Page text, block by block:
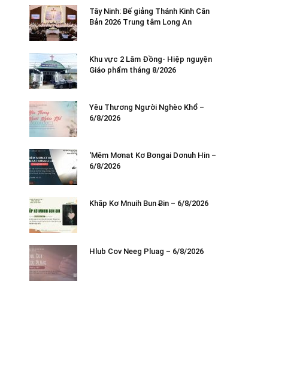
Tây Ninh: Bế giảng Thánh Kinh Căn
Bản 2026 Trung tâm Long An
Khu vực 2 Lâm Đồng- Hiệp nguyện
Giáo phẩm tháng 8/2026
Yêu Thương Người Nghèo Khổ –
6/8/2026
‘Mêm Mơnat Kơ Bơngai Dơnuh Hin –
6/8/2026
Khăp Kơ Mnuih Bun Ƀin – 6/8/2026
Hlub Cov Neeg Pluag – 6/8/2026